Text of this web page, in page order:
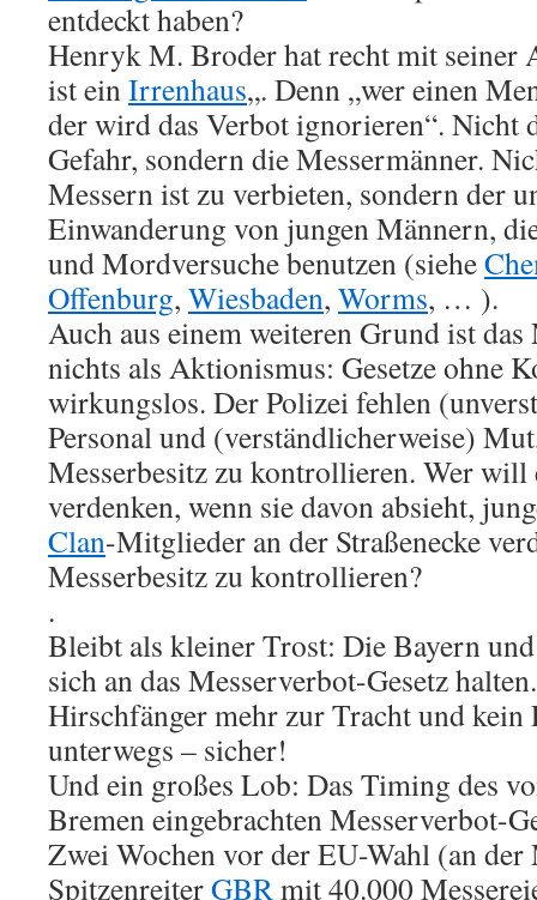
entdeckt haben?
Henryk M. Broder hat recht mit seiner
ist einIrrenhaus„. Denn „wer einen
der wird das Verbot ignorieren“. Nicht
Gefahr, sondern die Messermänner.
Messern ist zu verbieten, sondern der
Einwanderung von jungen Männern,
und Mordversuche benutzen (siehe
Offenburg, Wiesbaden, Worms, … ).
Auch aus einem weiteren Grund ist das
nichts als Aktionismus: Gesetze ohne
wirkungslos. Der Polizei fehlen
Personal und (verständlicherweise)
Messerbesitz zu kontrollieren. Wer will
verdenken, wenn sie davon absieht,
Clan-Mitglieder an der Straßenecke
Messerbesitz zu kontrollieren?
.
Bleibt als kleiner Trost: Die Bayern
sich an das Messerverbot-Gesetz
Hirschfänger mehr zur Tracht und kein
unterwegs – sicher!
Und ein großes Lob: Das Timing des
Bremen eingebrachten Messerverbot-
Zwei Wochen vor der EU-Wahl (an der
SpitzenreiterGBRmit 40.000